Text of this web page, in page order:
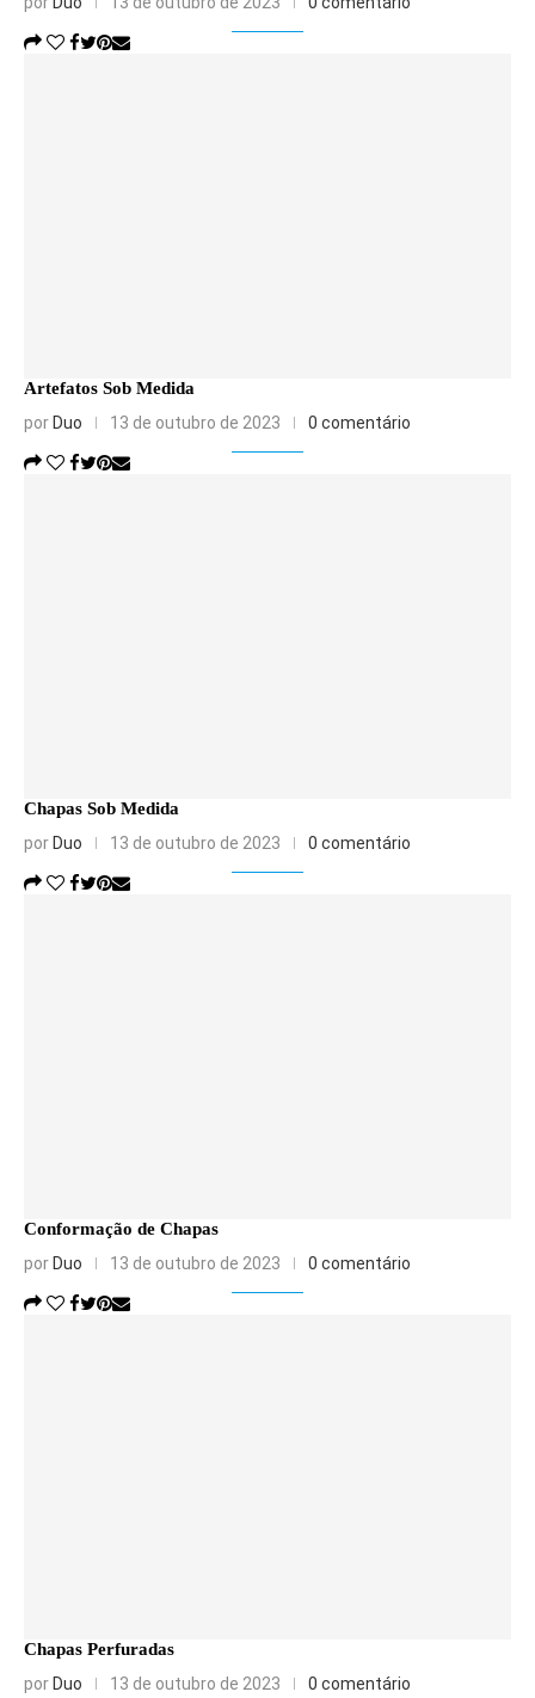
Artefatos Sob Medida
por Duo 13 de outubro de 2023 0 comentário
Chapas Sob Medida
por Duo 13 de outubro de 2023 0 comentário
Conformação de Chapas
por Duo 13 de outubro de 2023 0 comentário
Chapas Perfuradas
por Duo 13 de outubro de 2023 0 comentário